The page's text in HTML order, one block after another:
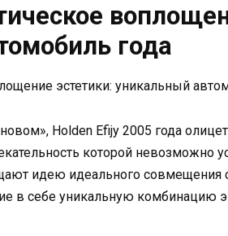
года
Holden Efijy 2005 года
которой невозможно
идею идеального совмещения
в себе уникальную комбинацию